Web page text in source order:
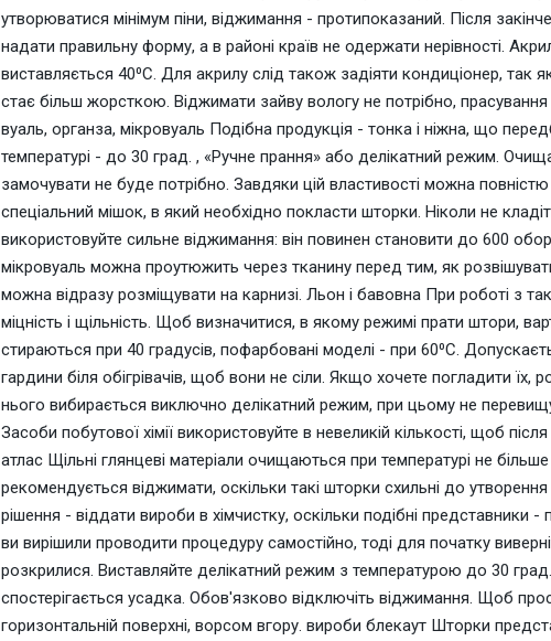
утворюватися мінімум піни, віджимання - протипоказаний. Після
надати правильну форму, а в районі країв не одержати нерівності.
виставляється 40⁰С. Для акрилу слід також задіяти кондиціонер, так
стає більш жорсткою. Віджимати зайву вологу не потрібно,
вуаль, органза, мікровуаль Подібна продукція - тонка і ніжна, що
температурі - до 30 град. , «Ручне прання» або делікатний режим.
замочувати не буде потрібно. Завдяки цій властивості можна
спеціальний мішок, в який необхідно покласти шторки. Ніколи не
використовуйте сильне віджимання: він повинен становити до 600
мікровуаль можна проутюжить через тканину перед тим, як
можна відразу розміщувати на карнизі. Льон і бавовна При роботі з
міцність і щільність. Щоб визначитися, в якому режимі прати штори,
стираються при 40 градусів, пофарбовані моделі - при 60⁰С.
гардини біля обігрівачів, щоб вони не сіли. Якщо хочете погладити їх,
нього вибирається виключно делікатний режим, при цьому не
Засоби побутової хімії використовуйте в невеликій кількості, щоб
атлас Щільні глянцеві матеріали очищаються при температурі не
рекомендується віджимати, оскільки такі шторки схильні до
рішення - віддати вироби в хімчистку, оскільки подібні
ви вирішили проводити процедуру самостійно, тоді для початку
розкрилися. Виставляйте делікатний режим з температурою до 30
спостерігається усадка. Обов'язково відключіть віджимання. Щоб
горизонтальній поверхні, ворсом вгору. вироби блекаут Шторки